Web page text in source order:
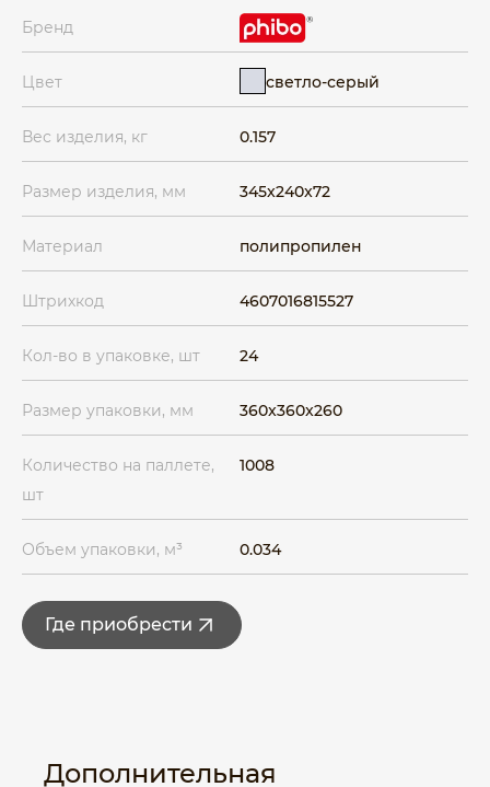
Бренд
Цвет светло-серый
Вес изделия, кг 0.157
Размер изделия, мм 345x240x72
Материал полипропилен
Штрихкод 4607016815527
Кол-во в упаковке, шт 24
Размер упаковки, мм 360x360x260
Количество на паллете,
шт
1008
Объем упаковки, м³ 0.034
Где приобрести
Дополнительная